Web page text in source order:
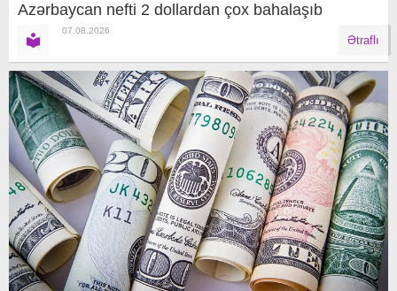
Azərbaycan nefti 2 dollardan çox bahalaşıb
07.08.2026
Ətraflı